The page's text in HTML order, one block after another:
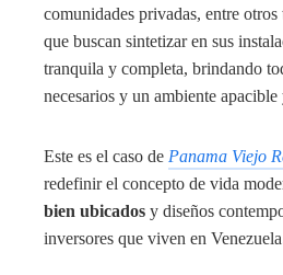
comunidades privadas, entre
que buscan sintetizar en sus
tranquila y completa, brindando
necesarios y un ambiente apacible
Este es el caso de Panama Viejo
redefinir el concepto de vida
bien ubicados y diseños
inversores que viven en